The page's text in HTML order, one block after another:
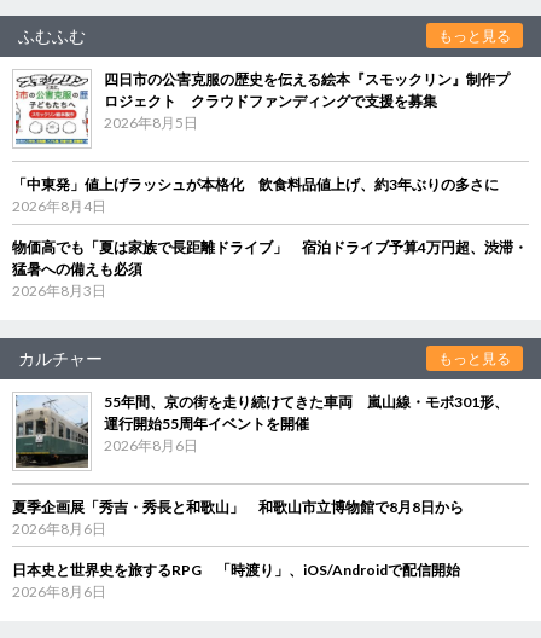
ふむふむ もっと見る
四日市の公害克服の歴史を伝える絵本『スモックリン』制作プ
ロジェクト クラウドファンディングで支援を募集
2026年8月5日
「中東発」値上げラッシュが本格化 飲食料品値上げ、約3年ぶりの多さに
2026年8月4日
物価高でも「夏は家族で長距離ドライブ」 宿泊ドライブ予算4万円超、渋滞・
猛暑への備えも必須
2026年8月3日
カルチャー もっと見る
55年間、京の街を走り続けてきた車両 嵐山線・モボ301形、
運行開始55周年イベントを開催
2026年8月6日
夏季企画展「秀吉・秀長と和歌山」 和歌山市立博物館で8月8日から
2026年8月6日
日本史と世界史を旅するRPG 「時渡り」、iOS/Androidで配信開始
2026年8月6日